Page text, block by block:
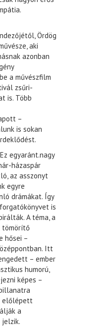
Ördög
aki
azonban
a művészfilm
zsűri-
is. Több
–
is sokan
egyaránt.nagy
házaspár
az asszonyt
egyre
drámákat. Így
is
A téma, a
tömörítő
hősei –
Itt
– ember
humorú,
képes –
előlépett
a
jelzik.